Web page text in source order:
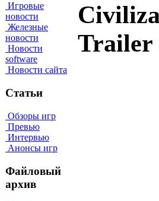
Игровые
новости
Железные
новости
Новости
software
Новости сайта
Статьи
Обзоры игр
Превью
Интервью
Анонсы игр
Файловый
архив
Trailer